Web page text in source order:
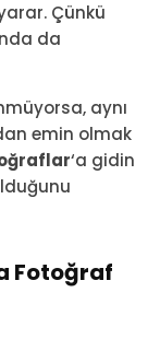
Çünkü
da
aynı
emin olmak
‘a gidin
Fotoğraf